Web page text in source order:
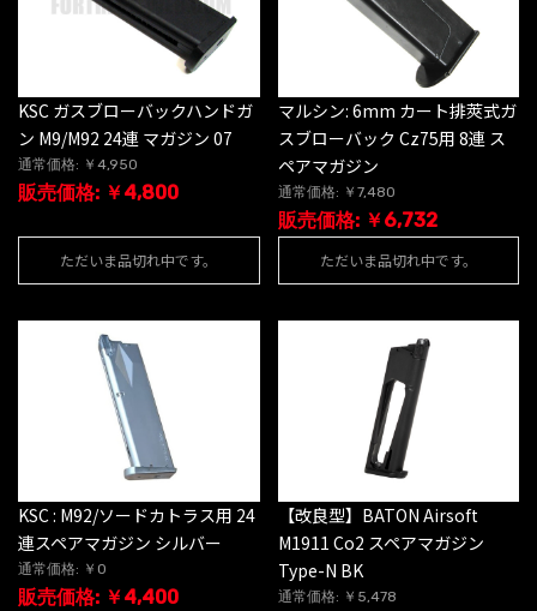
KSC ガスブローバックハンドガ
ン M9/M92 24連 マガジン 07
通常価格: ￥4,950
販売価格: ￥4,800
ただいま品切れ中です。
マルシン: 6mm カート排莢式ガ
スブローバック Cz75用 8連 ス
ペアマガジン
通常価格: ￥7,480
販売価格: ￥6,732
ただいま品切れ中です。
KSC : M92/ソードカトラス用 24
連スペアマガジン シルバー
通常価格: ￥0
販売価格: ￥4,400
【改良型】BATON Airsoft
M1911 Co2 スペアマガジン
Type-N BK
通常価格: ￥5,478